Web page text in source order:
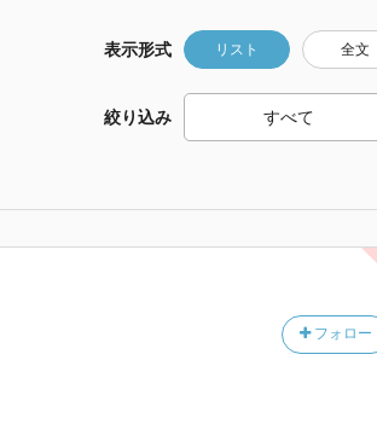
表示形式 リスト 全文
絞り込み
フォロー